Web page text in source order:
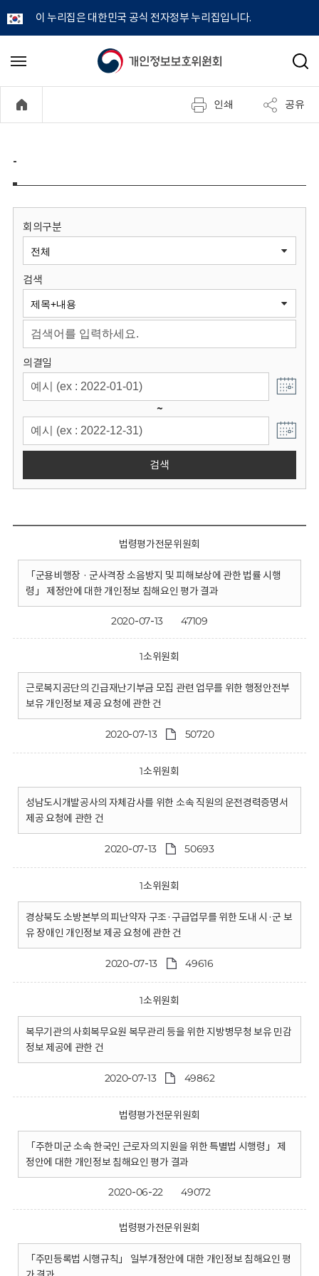
이 누리집은 대한민국 공식 전자정부 누리집입니다.
개
정
보
원
회
메
기
검
인쇄 공유
-
회의구분
검색
의결일
~
검색
법령평가전문위원회
「군용비행장 · 군사격장 소음방지 및 피해보상에 관한 법률 시행
령」 제정안에 대한 개인정보 침해요인 평가 결과
2020-07-13 47109
1소위원회
근로복지공단의 긴급재난기부금 모집 관련 업무를 위한 행정안전부
보유 개인정보 제공 요청에 관한 건
2020-07-13 50720
1소위원회
성남도시개발공사의 자체감사를 위한 소속 직원의 운전경력증명서
제공 요청에 관한 건
2020-07-13 50693
1소위원회
경상북도 소방본부의 피난약자 구조·구급업무를 위한 도내 시·군 보
유 장애인 개인정보 제공 요청에 관한 건
2020-07-13 49616
1소위원회
복무기관의 사회복무요원 복무관리 등을 위한 지방병무청 보유 민감
정보 제공에 관한 건
2020-07-13 49862
법령평가전문위원회
「주한미군 소속 한국인 근로자의 지원을 위한 특별법 시행령」 제
정안에 대한 개인정보 침해요인 평가 결과
2020-06-22 49072
법령평가전문위원회
「주민등록법 시행규칙」 일부개정안에 대한 개인정보 침해요인 평